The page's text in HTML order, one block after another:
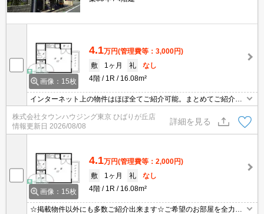
画像：15枚
4.1万円(管理費等：3,000円)
敷
1ヶ月 礼
なし
4階
1R 16.08m²
インターネット上の物件はほぼ全てご紹介可能。まとめてご紹介致
します。お気軽にお問合せください。お部屋探しは情報量地域ナン
バー1のタウンハウジングまで。
株式会社タウンハウジング東京 ひばりが丘店
情報更新日 2026/08/08
詳細を見る
画像：15枚
4.1万円(管理費等：2,000円)
敷
1ヶ月 礼
なし
4階
1R 16.08m²
☆掲載物件以外にも多数ご紹介出来ます☆ご希望のお部屋を全力で